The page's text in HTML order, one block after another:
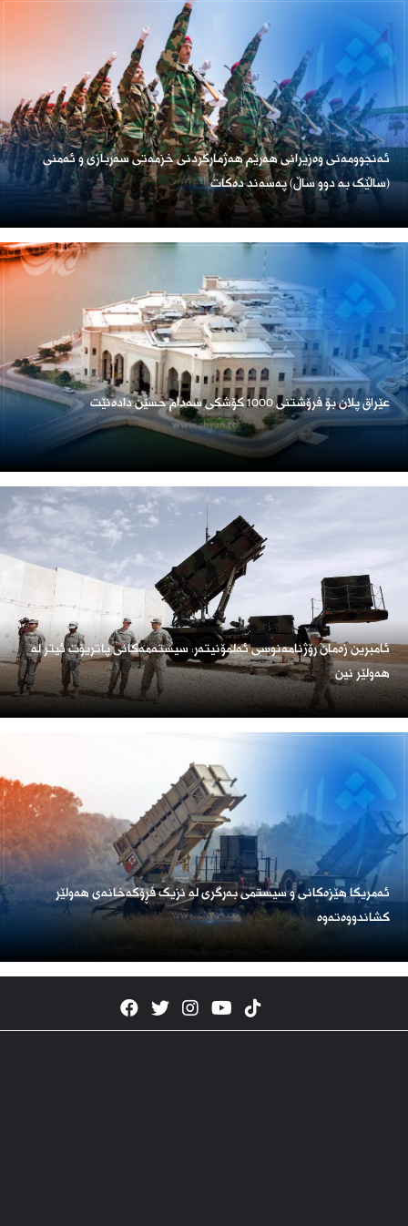
ئەنجوومەنی وەزیرانی هەرێم هەژمارکردنی خزمەتی سەربازی و ئەمنی
(ساڵێک بە دوو ساڵ) پەسەند دەکات
عێراق پلان بۆ فرۆشتنی 1000 کۆشکی سەدام حسێن دادەنێت
ئامبرین زەمان رۆژنامەنوسی ئەلمۆنیتەر: سیستەمەکانی پاتریۆت ئیتر لە
هەولێر نین
ئەمریكا هێزەكانی و سیستمی بەرگری لە نزیک فڕۆكەخانەی هەولێر
كشاندووەتەوە